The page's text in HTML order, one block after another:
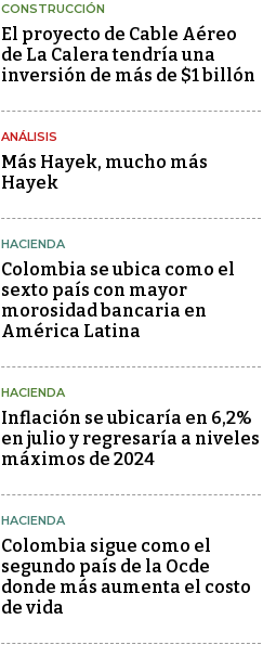
CONSTRUCCIÓN
El proyecto de Cable Aéreo
de La Calera tendría una
inversión de más de $1 billón
ANÁLISIS
Más Hayek, mucho más
Hayek
HACIENDA
Colombia se ubica como el
sexto país con mayor
morosidad bancaria en
América Latina
HACIENDA
Inflación se ubicaría en 6,2%
en julio y regresaría a niveles
máximos de 2024
HACIENDA
Colombia sigue como el
segundo país de la Ocde
donde más aumenta el costo
de vida